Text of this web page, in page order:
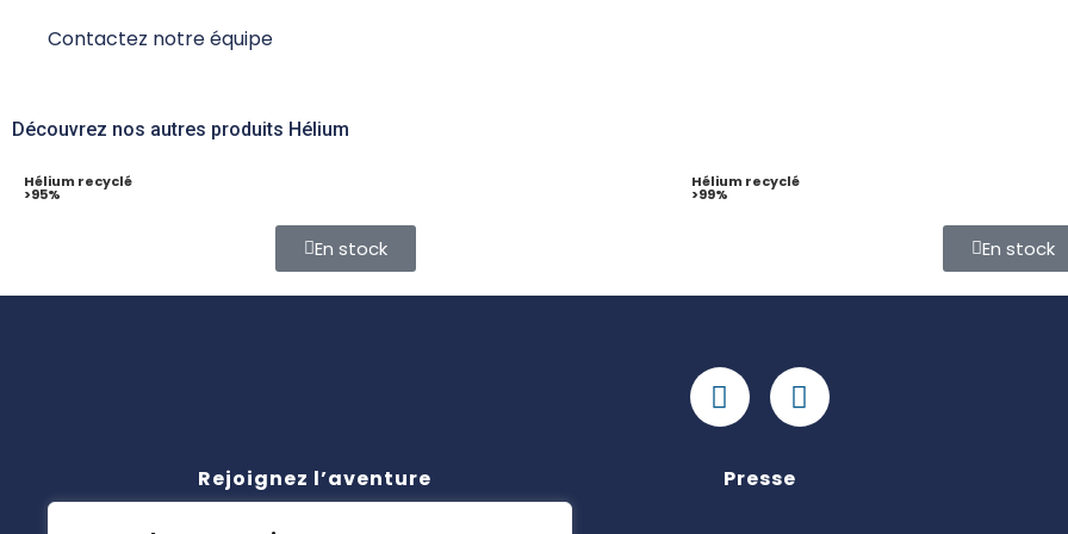
Contactez notre équipe
Découvrez nos autres produits Hélium
Hélium recyclé
>95%
En stock
Hélium recyclé
>99%
En stock
Rejoignez l’aventure Presse